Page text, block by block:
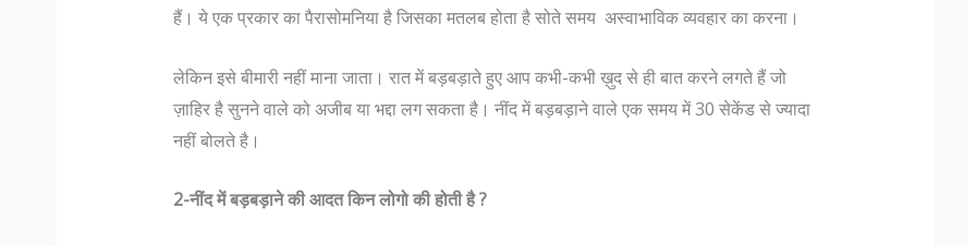
हैं। ये एक प्रकार का पैरासोमनिया है जिसका मतलब होता है सोते समय अस्वाभाविक व्यवहार का करना।
लेकिन इसे बीमारी नहीं माना जाता। रात में बड़बड़ाते हुए आप कभी-कभी ख़ुद से ही बात करने लगते हैं जो
ज़ाहिर है सुनने वाले को अजीब या भद्दा लग सकता है। नींद में बड़बड़ाने वाले एक समय में 30 सेकेंड से ज्यादा
नहीं बोलते है।
2-नींद में बड़बड़ाने की आदत किन लोगो की होती है?